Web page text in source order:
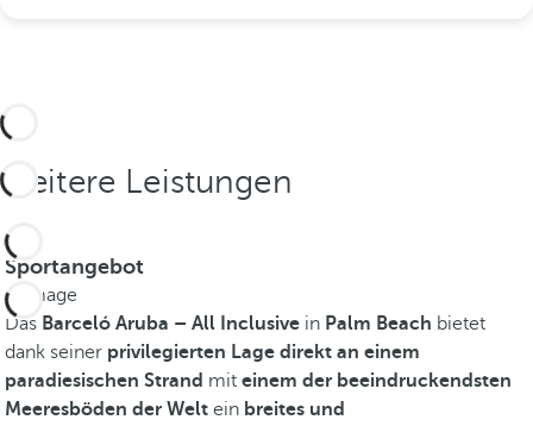
Weitere Leistungen
Sportangebot
Das Barceló Aruba – All Inclusive in Palm Beach bietet
dank seiner privilegierten Lage direkt an einem
paradiesischen Strand mit einem der beeindruckendsten
Meeresböden der Welt ein breites und